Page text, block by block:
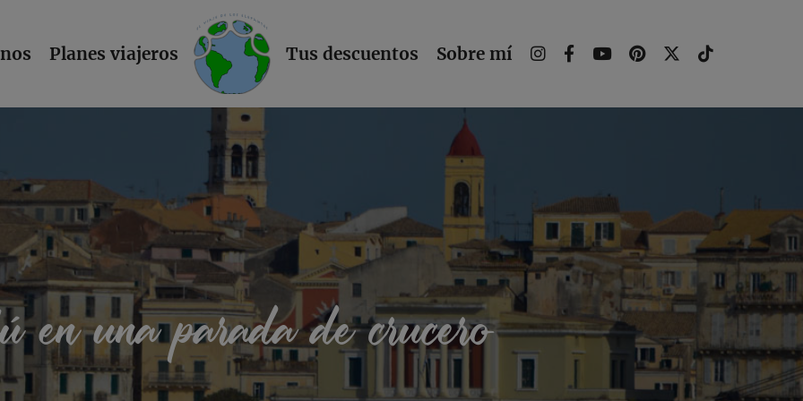
Planes viajeros
L
Tus descuentos
Sobre mí
en una parada de crucero